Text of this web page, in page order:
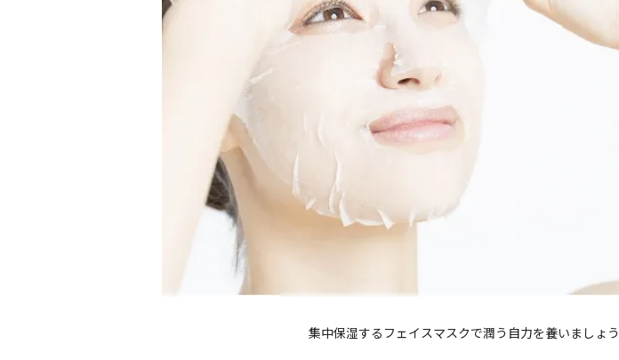
集中保湿するフェイスマスクで潤う自力を養いましょう